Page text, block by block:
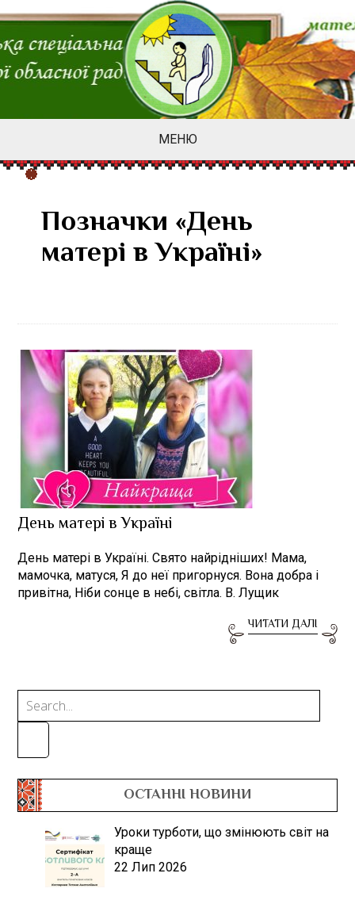
МЕНЮ
Позначки «День
матері в Україні»
День матері в Україні
День матері в Україні. Свято найрідніших! Мама,
мамочка, матуся, Я до неї пригорнуся. Вона добра і
привітна, Ніби сонце в небі, світла. В. Лущик
ЧИТАТИ ДАЛІ
ОСТАННІ НОВИНИ
Уроки турботи, що змінюють світ на
краще
22 Лип 2026